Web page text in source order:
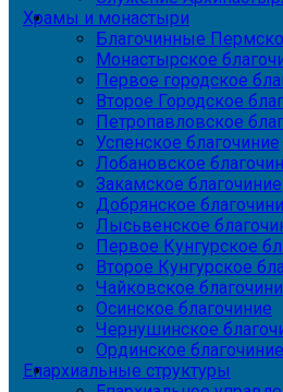
Храмы и монастыри
Благочинные
Монастырское
Первое городское
Второе Городское
Петропавловское
Успенское благочиние
Лобановское
Закамское благочиние
Добрянское
Лысьвенское
Первое Кунгурское
Второе Кунгурское
Чайковское
Осинское благочиние
Чернушинское
Ординское благочиние
Епархиальные структуры